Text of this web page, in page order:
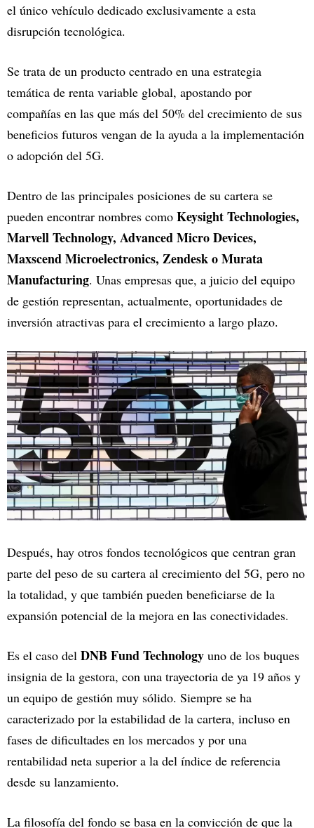
el único vehículo dedicado exclusivamente a esta
disrupción tecnológica.
Se trata de un producto centrado en una estrategia
temática de renta variable global, apostando por
compañías en las que más del 50% del crecimiento de sus
beneficios futuros vengan de la ayuda a la implementación
o adopción del 5G.
Dentro de las principales posiciones de su cartera se
pueden encontrar nombres como Keysight Technologies,
Marvell Technology, Advanced Micro Devices,
Maxscend Microelectronics, Zendesk o Murata
Manufacturing. Unas empresas que, a juicio del equipo
de gestión representan, actualmente, oportunidades de
inversión atractivas para el crecimiento a largo plazo.
Después, hay otros fondos tecnológicos que centran gran
parte del peso de su cartera al crecimiento del 5G, pero no
la totalidad, y que también pueden beneficiarse de la
expansión potencial de la mejora en las conectividades.
Es el caso del DNB Fund Technology uno de los buques
insignia de la gestora, con una trayectoria de ya 19 años y
un equipo de gestión muy sólido. Siempre se ha
caracterizado por la estabilidad de la cartera, incluso en
fases de dificultades en los mercados y por una
rentabilidad neta superior a la del índice de referencia
desde su lanzamiento.
La filosofía del fondo se basa en la convicción de que la